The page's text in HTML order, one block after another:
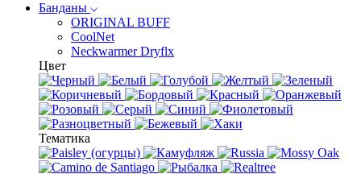
Банданы
ORIGINAL BUFF
CoolNet
Neckwarmer Dryflx
Цвет
Тематика